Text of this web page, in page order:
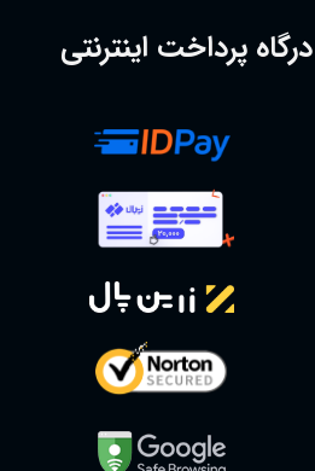
درگاه پرداخت اینترنتی